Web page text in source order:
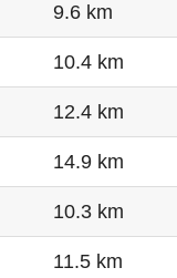
9.6 km
10.4 km
12.4 km
14.9 km
10.3 km
11.5 km